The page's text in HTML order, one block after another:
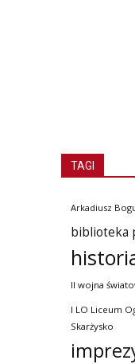
TAGI
Arkadiusz
biblioteka
II wojna
I LO Liceum
Skarżysko